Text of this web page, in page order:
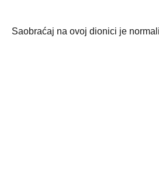
Saobraćaj na ovoj dionici je